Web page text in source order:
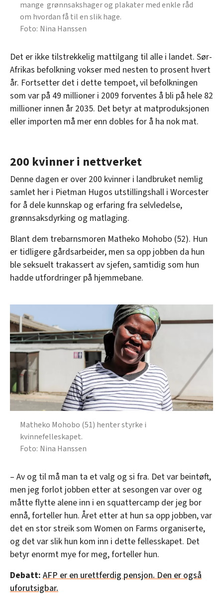
mange grønnsakshager og plakater med enkle råd
om hvordan få til en slik hage.
Nina Hanssen
Det er ikke tilstrekkelig mattilgang til alle i landet. Sør-
Afrikas befolkning vokser med nesten to prosent hvert
år. Fortsetter det i dette tempoet, vil befolkningen
som var på 49 millioner i 2009 forventes å bli på hele 82
millioner innen år 2035. Det betyr at matproduksjonen
eller importen må mer enn dobles for å ha nok mat.
200 kvinner i nettverket
Denne dagen er over 200 kvinner i landbruket nemlig
samlet her i Pietman Hugos utstillingshall i Worcester
for å dele kunnskap og erfaring fra selvledelse,
grønnsaksdyrking og matlaging.
Blant dem trebarnsmoren Matheko Mohobo (52). Hun
er tidligere gårdsarbeider, men sa opp jobben da hun
ble seksuelt trakassert av sjefen, samtidig som hun
hadde utfordringer på hjemmebane.
Matheko Mohobo (51) henter styrke i
kvinnefelleskapet.
Nina Hanssen
– Av og til må man ta et valg og si fra. Det var beintøft,
men jeg forlot jobben etter at sesongen var over og
måtte flytte alene inn i en squattercamp der jeg bor
ennå, forteller hun. Året etter at hun sa opp jobben, var
det en stor streik som Women on Farms organiserte,
og det var slik hun kom inn i dette fellesskapet. Det
betyr enormt mye for meg, forteller hun.
Debatt: AFP er en urettferdig pensjon. Den er også
uforutsigbar.